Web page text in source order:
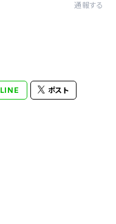
通報する
LINE ポスト